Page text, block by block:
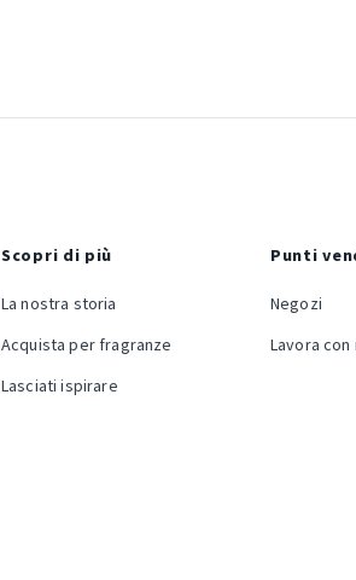
Scopri di più
La nostra storia
Acquista per fragranze
Lasciati ispirare
Punti
Negozi
Lavora con